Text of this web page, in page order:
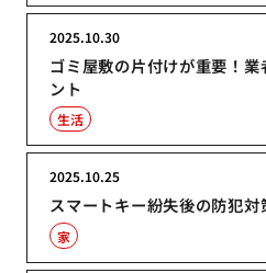
ゴミ屋敷の片付けが重要！
ント
2025.10.30
生活
スマートキー紛失後の防犯対
2025.10.25
家